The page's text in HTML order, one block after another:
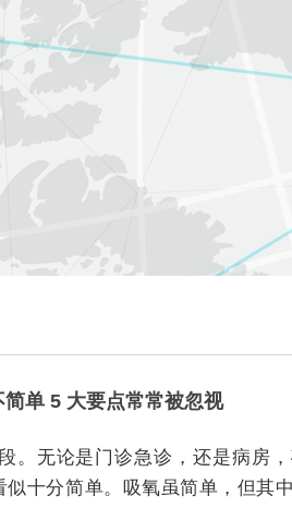
简单 5 大要点常常被忽视
。无论是门诊急诊，还是病房
十分简单。吸氧虽简单，但其中